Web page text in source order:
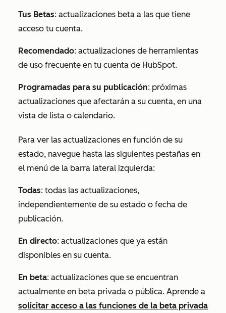
Tus Betas: actualizaciones beta a las que tiene
acceso tu cuenta.
Recomendado: actualizaciones de herramientas
de uso frecuente en tu cuenta de HubSpot.
Programadas para su publicación: próximas
actualizaciones que afectarán a su cuenta, en una
vista de lista o calendario.
Para ver las actualizaciones en función de su
estado, navegue hasta las siguientes pestañas en
el menú de la barra lateral izquierda:
Todas: todas las actualizaciones,
independientemente de su estado o fecha de
publicación.
En directo: actualizaciones que ya están
disponibles en su cuenta.
En beta: actualizaciones que se encuentran
actualmente en beta privada o pública. Aprende a
solicitar acceso a las funciones de la beta privada